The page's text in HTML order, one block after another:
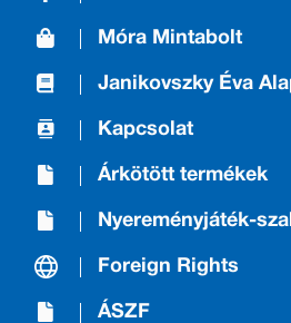
Móra Mintabolt
Janikovszky Éva
Kapcsolat
Árkötött termékek
Nyereményjáték-
Foreign Rights
ÁSZF